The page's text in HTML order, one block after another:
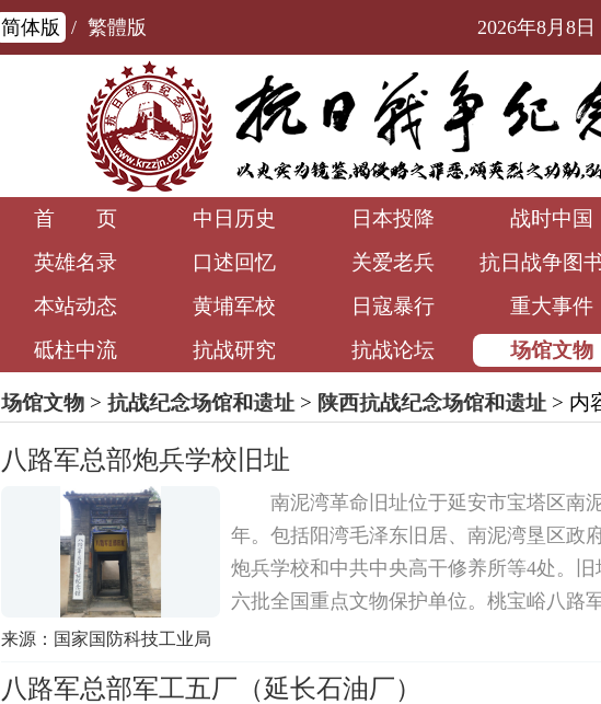
简体版 / 繁體版 2026年8月8
首 页 中日历史 日本投降 战时中国
英雄名录
口述回忆 关爱老兵 抗日战争图
本站动态
黄埔军校 日寇暴行 重大事件
砥柱中流
抗战研究 抗战论坛 场馆文物
场馆文物 > 抗战纪念场馆和遗址 > 陕西抗战纪念场馆和遗址 > 内
八路军总部炮兵学校旧址
南泥湾革命旧址位于延安市宝塔区南
年。包括阳湾毛泽东旧居、南泥湾垦区政
炮兵学校和中共中央高干修养所等4处。
六批全国重点文物保护单位。桃宝峪八路
窑40余孔，平均石窑面阔3米，进深7米，
来源：国家国防科技工业局
八路军总部军工五厂（延长石油厂）